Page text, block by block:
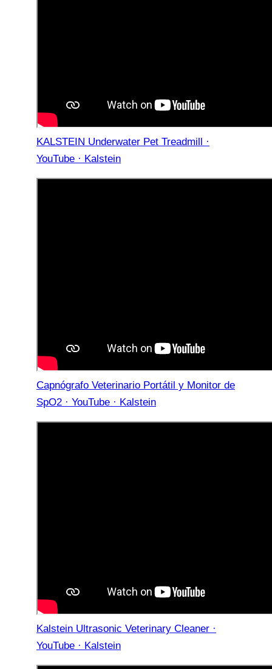
KALSTEIN Underwater Pet Treadmill ·
YouTube · Kalstein
Capnógrafo Veterinario Portátil y Monitor de
SpO2 · YouTube · Kalstein
Kalstein Ultrasonic Veterinary Cleaner ·
YouTube · Kalstein